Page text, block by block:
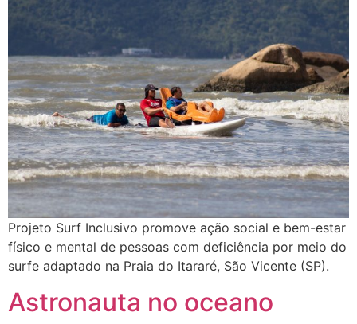
Projeto Surf Inclusivo promove ação social e bem-estar
físico e mental de pessoas com deficiência por meio do
surfe adaptado na Praia do Itararé, São Vicente (SP).
Astronauta no oceano